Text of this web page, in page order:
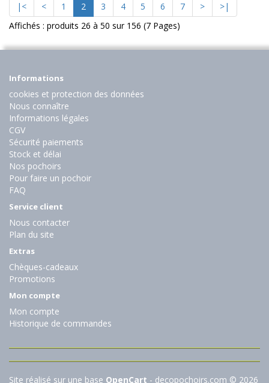
|< < 1 2 3 4 5 6 7 >
>|
Affichés : produits 26 à 50 sur 156 (7 Pages)
Informations
cookies et protection des données
Nous connaître
Informations légales
CGV
Sécurité paiements
Stock et délai
Nos pochoirs
Pour faire un pochoir
FAQ
Service client
Nous contacter
Plan du site
Extras
Chèques-cadeaux
Promotions
Mon compte
Mon compte
Historique de commandes
Site réalisé sur une base OpenCart - decopochoirs.com © 2026